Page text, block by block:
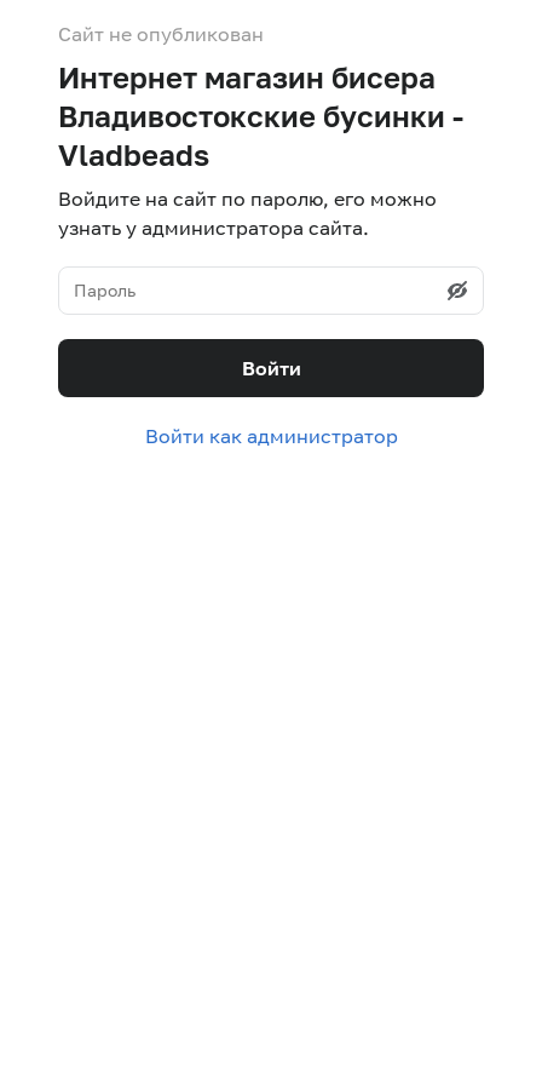
Сайт не опубликован
Интернет магазин бисера
Владивостокские бусинки -
Vladbeads
Войдите на сайт по паролю, его можно
узнать у администратора сайта.
Войти
Войти как администратор